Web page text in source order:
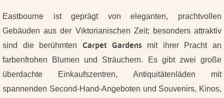
Eastbourne ist geprägt von eleganten, prachtvollen
Gebäuden aus der Viktorianischen Zeit; besonders attraktiv
sind die berühmten Carpet Gardens mit ihrer Pracht an
farbenfrohen Blumen und Sträuchern. Es gibt zwei große
überdachte Einkaufszentren, Antiquitätenläden mit
spannenden Second-Hand-Angeboten und Souvenirs, Kinos,